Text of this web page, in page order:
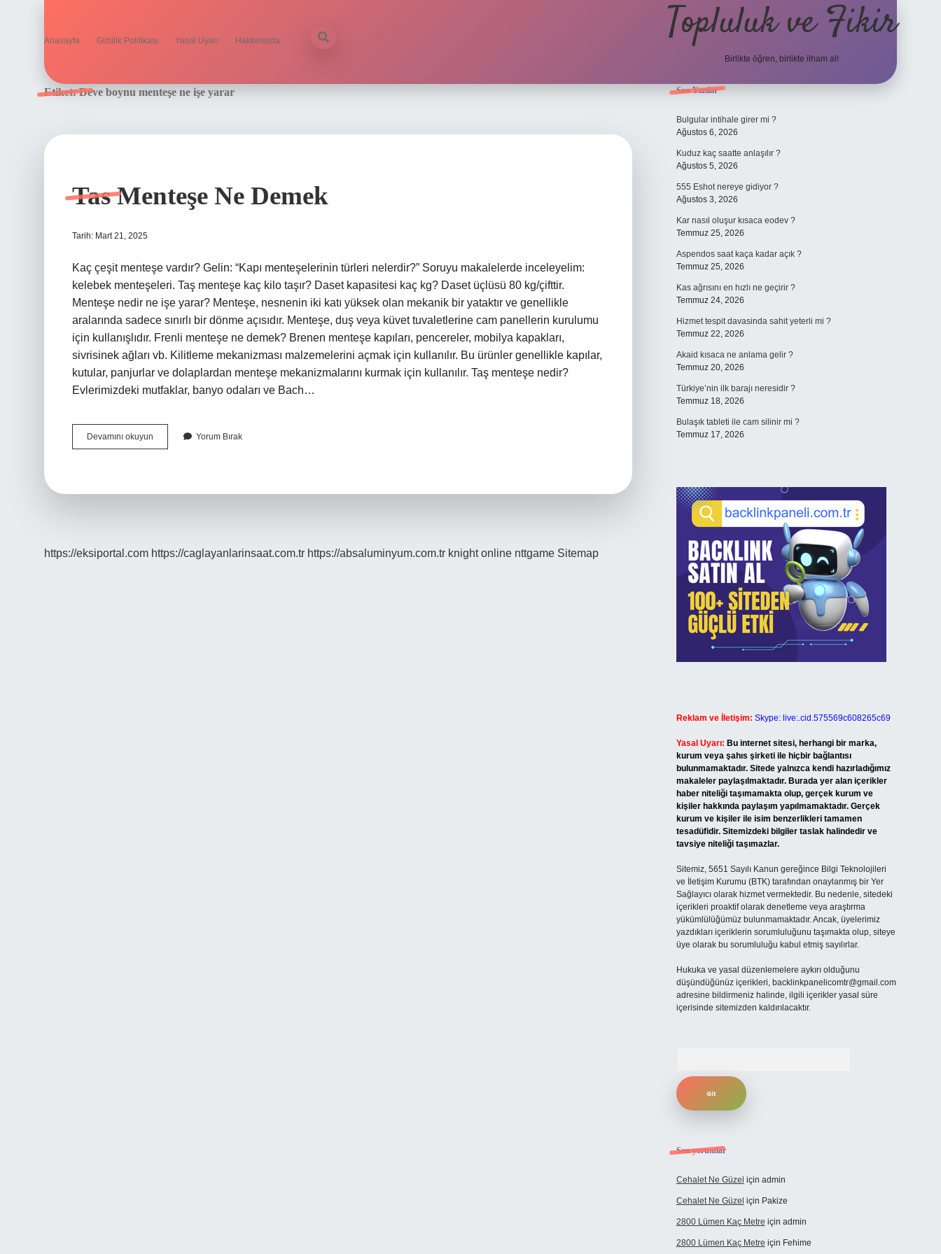
Anasayfa Gizlilik Politikası Yasal Uyarı Hakkımızda Topluluk ve Fikir
Birlikte öğren, birlikte ilham al!
Etiket:Deve boynu menteşe ne işe yarar
Tas Menteşe Ne Demek
Tarih: Mart 21, 2025
Kaç çeşit menteşe vardır? Gelin: “Kapı menteşelerinin türleri nelerdir?” Soruyu makalelerde inceleyelim:
kelebek menteşeleri. Taş menteşe kaç kilo taşır? Daset kapasitesi kaç kg? Daset üçlüsü 80 kg/çifttir.
Menteşe nedir ne işe yarar? Menteşe, nesnenin iki katı yüksek olan mekanik bir yataktır ve genellikle
aralarında sadece sınırlı bir dönme açısıdır. Menteşe, duş veya küvet tuvaletlerine cam panellerin kurulumu
için kullanışlıdır. Frenli menteşe ne demek? Brenen menteşe kapıları, pencereler, mobilya kapakları,
sivrisinek ağları vb. Kilitleme mekanizması malzemelerini açmak için kullanılır. Bu ürünler genellikle kapılar,
kutular, panjurlar ve dolaplardan menteşe mekanizmalarını kurmak için kullanılır. Taş menteşe nedir?
Evlerimizdeki mutfaklar, banyo odaları ve Bach…
Devamını okuyun
Menteşe
Yorum Bırak
https://eksiportal.com https://caglayanlarinsaat.com.tr https://absaluminyum.com.tr knight online nttgame Sitemap
Sidebar
Son Yazılar
Bulgular intihale girer mi ?
Ağustos 6, 2026
Kuduz kaç saatte anlaşılır ?
Ağustos 5, 2026
555 Eshot nereye gidiyor ?
Ağustos 3, 2026
Kar nasıl oluşur kısaca eodev ?
Temmuz 25, 2026
Aspendos saat kaça kadar açık ?
Temmuz 25, 2026
Kas ağrısını en hızlı ne geçirir ?
Temmuz 24, 2026
Hizmet tespit davasinda sahit yeterli mi ?
Temmuz 22, 2026
Akaid kısaca ne anlama gelir ?
Temmuz 20, 2026
Türkiye’nin ilk barajı neresidir ?
Temmuz 18, 2026
Bulaşık tableti ile cam silinir mi ?
Temmuz 17, 2026
Reklam ve İletişim: Skype: live:.cid.575569c608265c69
Yasal Uyarı: Bu internet sitesi, herhangi bir marka,
kurum veya şahıs şirketi ile hiçbir bağlantısı
bulunmamaktadır. Sitede yalnızca kendi hazırladığımız
makaleler paylaşılmaktadır. Burada yer alan içerikler
haber niteliği taşımamakta olup, gerçek kurum ve
kişiler hakkında paylaşım yapılmamaktadır. Gerçek
kurum ve kişiler ile isim benzerlikleri tamamen
tesadüfidir. Sitemizdeki bilgiler taslak halindedir ve
tavsiye niteliği taşımazlar.
Sitemiz, 5651 Sayılı Kanun gereğince Bilgi Teknolojileri
ve İletişim Kurumu (BTK) tarafından onaylanmış bir Yer
Sağlayıcı olarak hizmet vermektedir. Bu nedenle, sitedeki
içerikleri proaktif olarak denetleme veya araştırma
yükümlülüğümüz bulunmamaktadır. Ancak, üyelerimiz
yazdıkları içeriklerin sorumluluğunu taşımakta olup, siteye
üye olarak bu sorumluluğu kabul etmiş sayılırlar.
Hukuka ve yasal düzenlemelere aykırı olduğunu
düşündüğünüz içerikleri, backlinkpanelicomtr@gmail.com
adresine bildirmeniz halinde, ilgili içerikler yasal süre
içerisinde sitemizden kaldırılacaktır.
Son yorumlar
Cehalet Ne Güzel için admin
Cehalet Ne Güzel için Pakize
2800 Lümen Kaç Metre için admin
2800 Lümen Kaç Metre için Fehime